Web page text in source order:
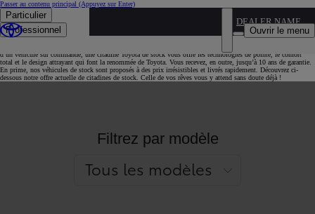
Passer au contenu principal (Appuyez sur Enter)
Particulier
Professionnel
DEALER NAME
Ouvrir le menu
La citadine de stock idéale vous attend ici
d’un véhicule sur commande, une citadine Toyota de stock vous offre les technologies de pointe, le confort
total et le design attrayant qui font la renommée de Toyota. Vous recevez, en outre, jusqu’à 10 ans de garantie.
En prime, nos véhicules de stock sont proposés à des prix irrésistibles et livrés rapidement. Découvrez ci-
dessous notre offre actuelle de citadines de stock. Celle de vos rêves vous y attend sans doute déjà !